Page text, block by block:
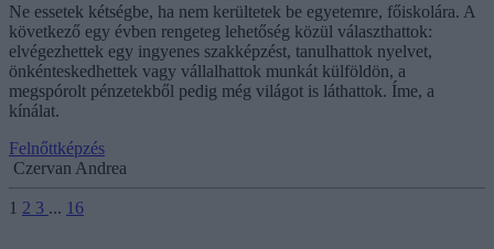
Ne essetek kétségbe, ha nem kerültetek be egyetemre, főiskolára. A
következő egy évben rengeteg lehetőség közül választhattok:
elvégezhettek egy ingyenes szakképzést, tanulhattok nyelvet,
önkénteskedhettek vagy vállalhattok munkát külföldön, a
megspórolt pénzetekből pedig még világot is láthattok. Íme, a
kínálat.
Felnőttképzés
Czervan Andrea
1 2 3 ... 16